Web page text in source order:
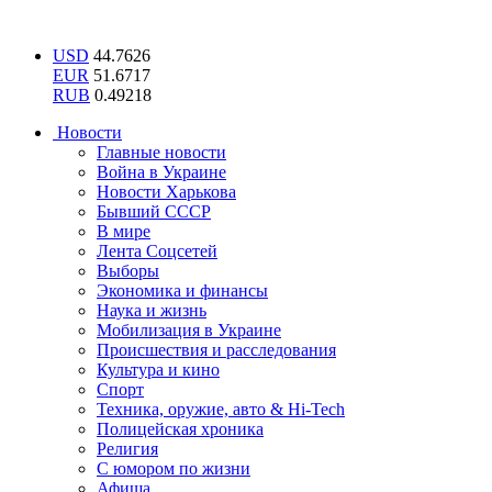
USD 44.7626
EUR 51.6717
RUB 0.49218
Новости
Главные новости
Война в Украине
Новости Харькова
Бывший СССР
В мире
Лента Соцсетей
Выборы
Экономика и финансы
Наука и жизнь
Мобилизация в Украине
Происшествия и расследования
Культура и кино
Спорт
Техника, оружие, авто & Hi-Tech
Полицейская хроника
Религия
С юмором по жизни
Афиша